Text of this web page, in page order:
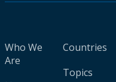
Who We
Are
Countries
Topics